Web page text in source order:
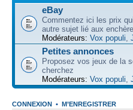
eBay
Commentez ici les prix
autre sujet lié aux
Modérateurs: Vox populi,
Petites annonces
Proposez vos jeux de la
cherchez
Modérateurs: Vox populi,
CONNEXION • M’ENREGISTRER